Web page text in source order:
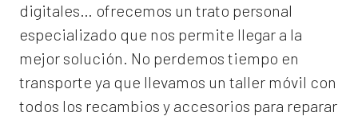
digitales… ofrecemos un trato personal
especializado que nos permite llegar a la
mejor solución. No perdemos tiempo en
transporte ya que llevamos un taller móvil con
todos los recambios y accesorios para reparar